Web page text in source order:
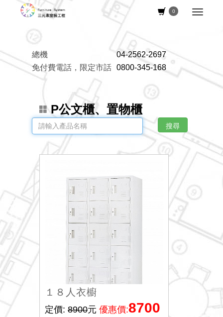
0
總機
04-2562-2697
免付費電話，限定市話 0800-345-168
P公文櫃、置物櫃
１８人衣櫥
定價: 8900元 優惠價:8700